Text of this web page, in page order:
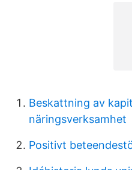
Beskattning av
näringsverksamhet
Positivt